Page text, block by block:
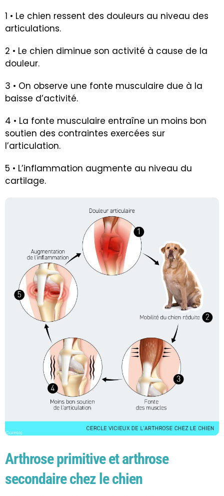
1 • Le chien ressent des douleurs au niveau des
articulations.
2 • Le chien diminue son activité à cause de la
douleur.
3 • On observe une fonte musculaire due à la
baisse d’activité.
4 • La fonte musculaire entraîne un moins bon
soutien des contraintes exercées sur
l’articulation.
5 • L’inflammation augmente au niveau du
cartilage.
Arthrose primitive et arthrose
secondaire chez le chien